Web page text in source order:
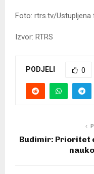
Foto: rtrs.tv/
Izvor: RTRS
PODJELI 0
Budimir: Prioritet